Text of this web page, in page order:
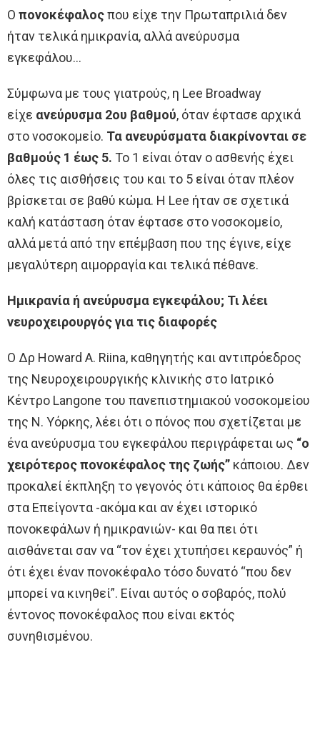
Ο πονοκέφαλοςπου είχε την Πρωταπριλιά δεν
ήταν τελικά ημικρανία, αλλά ανεύρυσμα
εγκεφάλου…
Σύμφωνα με τους γιατρούς, η Lee Broadway
είχε ανεύρυσμα 2ου βαθμού, όταν έφτασε αρχικά
στο νοσοκομείο. Τα ανευρύσματα διακρίνονται σε
βαθμούς 1 έως 5. Το 1 είναι όταν ο ασθενής έχει
όλες τις αισθήσεις του και το 5 είναι όταν πλέον
βρίσκεται σε βαθύ κώμα. Η Lee ήταν σε σχετικά
καλή κατάσταση όταν έφτασε στο νοσοκομείο,
αλλά μετά από την επέμβαση που της έγινε, είχε
μεγαλύτερη αιμορραγία και τελικά πέθανε.
Ημικρανία ή ανεύρυσμα εγκεφάλου; Τι λέει
νευροχειρουργός για τις διαφορές
Ο Δρ Howard A. Riina, καθηγητής και αντιπρόεδρος
της Νευροχειρουργικής κλινικής στο Ιατρικό
Κέντρο Langone του πανεπιστημιακού νοσοκομείου
της Ν. Υόρκης, λέει ότι ο πόνος που σχετίζεται με
ένα ανεύρυσμα του εγκεφάλου περιγράφεται ως “ο
χειρότερος πονοκέφαλος της ζωής” κάποιου. Δεν
προκαλεί έκπληξη το γεγονός ότι κάποιος θα έρθει
στα Επείγοντα -ακόμα και αν έχει ιστορικό
πονοκεφάλων ή ημικρανιών- και θα πει ότι
αισθάνεται σαν να “τον έχει χτυπήσει κεραυνός” ή
ότι έχει έναν πονοκέφαλο τόσο δυνατό “που δεν
μπορεί να κινηθεί”. Είναι αυτός ο σοβαρός, πολύ
έντονος πονοκέφαλος που είναι εκτός
συνηθισμένου.